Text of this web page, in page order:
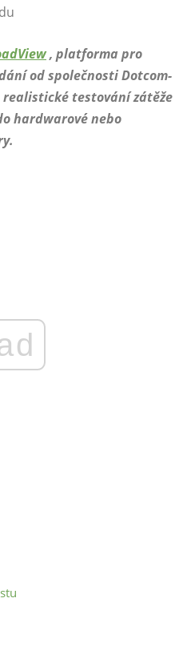
, platforma pro
od společnosti Dotcom-
testování zátěže
hardwarové nebo